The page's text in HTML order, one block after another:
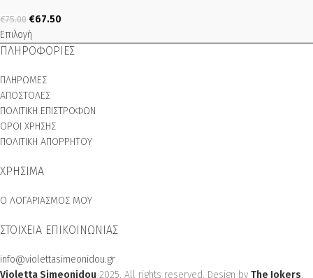
€75.00 €67.50
Επιλογή
ΠΛΗΡΟΦΟΡΙΕΣ
ΠΛΗΡΩΜΕΣ
ΑΠΟΣΤΟΛΕΣ
ΠΟΛΙΤΙΚΗ ΕΠΙΣΤΡΟΦΩΝ
ΟΡΟΙ ΧΡΗΣΗΣ
ΠΟΛΙΤΙΚΗ ΑΠΟΡΡΗΤΟΥ
ΧΡΗΣΙΜΑ
Ο ΛΟΓΑΡΙΑΣΜΟΣ ΜΟΥ
ΣΤΟΙΧΕΙΑ ΕΠΙΚΟΙΝΩΝΙΑΣ
info@violettasimeonidou.gr
Violetta Simeonidou 2025. All rights reserved. Design by The Jokers.